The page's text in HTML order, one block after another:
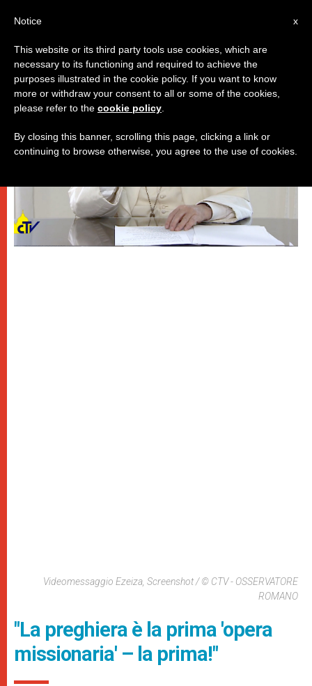
DICASTERI,ECOLOGIA ,PAPI
Videomessaggio Ezeiza, Screenshot / © CTV - OSSERVATORE
ROMANO
"La preghiera è la prima 'opera
missionaria' – la prima!"
x
Notice
This website or its third party tools use cookies, which are
necessary to its functioning and required to achieve the
purposes illustrated in the cookie policy. If you want to know
more or withdraw your consent to all or some of the cookies,
please refer to the cookie policy
By closing this banner, scrolling this page, clicking a link or
continuing to browse otherwise, you agree to the use of cookies.